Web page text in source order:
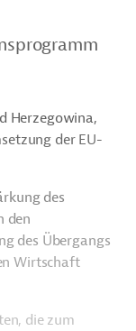
Herzegowina,
der EU-
des
den
des Übergangs
Wirtschaft
die zum